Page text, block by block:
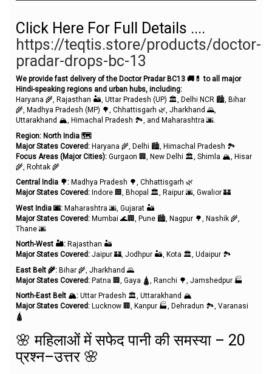
Click Here For Full Details ....
https://teqtis.store/products/doctor-
pradar-drops-bc-13
We provide fast delivery of the Doctor Pradar BC13 🚚💊 to all major
Hindi-speaking regions and urban hubs, including:
Haryana 🌾, Rajasthan 🏜️, Uttar Pradesh (UP) 🏛️, Delhi NCR 🏙️, Bihar
🌾, Madhya Pradesh (MP) 🌳, Chhattisgarh 🌿, Jharkhand 🌄,
Uttarakhand 🏔️, Himachal Pradesh 🏞️, and Maharashtra 🌆.
Region: North India 🗺️
Major States Covered: Haryana 🌾, Delhi 🏙️, Himachal Pradesh 🏞️
Focus Areas (Major Cities): Gurgaon 🏢, New Delhi 🏛️, Shimla 🏔️, Hisar
🌾, Rohtak 🌾
Central India 🌳: Madhya Pradesh 🌳, Chhattisgarh 🌿
Major States Covered: Indore 🏢, Bhopal 🏛️, Raipur 🌆, Gwalior 🏰
West India 🌆: Maharashtra 🌆, Gujarat 🏜️
Major States Covered: Mumbai 🌊🏢, Pune 🏙️, Nagpur 🌳, Nashik 🌾,
Thane 🌆
North-West 🏜️: Rajasthan 🏜️
Major States Covered: Jaipur 🏰, Jodhpur 🏜️, Kota 🏛️, Udaipur 🏞️
East Belt 🌾: Bihar 🌾, Jharkhand 🌄
Major States Covered: Patna 🏢, Gaya 🛕, Ranchi 🌳, Jamshedpur 🏭
North-East Belt 🏔️: Uttar Pradesh 🏛️, Uttarakhand 🏔️
Major States Covered: Lucknow 🏢, Kanpur 🏭, Dehradun 🏞️, Varanasi
🛕
🌸 महिलाओं में सफेद पानी की समस्या – 20
प्रश्न–उत्तर 🌸